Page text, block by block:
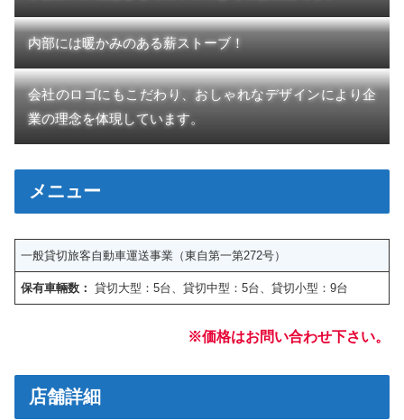
内部には暖かみのある薪ストーブ！
会社のロゴにもこだわり、おしゃれなデザインにより企
業の理念を体現しています。
メニュー
一般貸切旅客自動車運送事業（東自第一第272号）
保有車輛数： 貸切大型：5台、貸切中型：5台、貸切小型：9台
※価格はお問い合わせ下さい。
店舗詳細